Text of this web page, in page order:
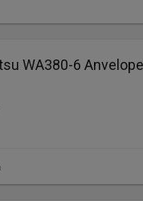
WA380-6